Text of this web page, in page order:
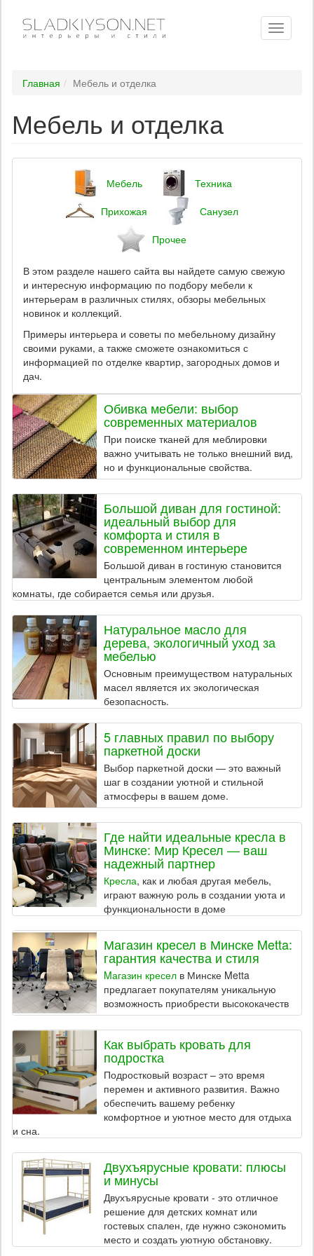
Toggle
Главная Мебель и отделка
Мебель и отделка
Мебель
Техника
Прихожая
Санузел
Прочее
В этом разделе нашего сайта вы найдете самую свежую
и интересную информацию по подбору мебели к
интерьерам в различных стилях, обзоры мебельных
новинок и коллекций.
Примеры интерьера и советы по мебельному дизайну
своими руками, а также сможете ознакомиться с
информацией по отделке квартир, загородных домов и
дач.
Обивка мебели: выбор
современных материалов
При поиске тканей для меблировки
важно учитывать не только внешний вид,
но и функциональные свойства.
Большой диван для гостиной:
идеальный выбор для
комфорта и стиля в
современном интерьере
Большой диван в гостиную становится
центральным элементом любой
комнаты, где собирается семья или друзья.
Натуральное масло для
дерева, экологичный уход за
мебелью
Основным преимуществом натуральных
масел является их экологическая
безопасность.
5 главных правил по выбору
паркетной доски
Выбор паркетной доски — это важный
шаг в создании уютной и стильной
атмосферы в вашем доме.
Где найти идеальные кресла в
Минске: Мир Кресел — ваш
надежный партнер
Кресла, как и любая другая мебель,
играют важную роль в создании уюта и
функциональности в доме
Магазин кресел в Минске Metta:
гарантия качества и стиля
Mагазин кресел в Минске Metta
предлагает покупателям уникальную
возможность приобрести высококачеств
Как выбрать кровать для
подростка
Подростковый возраст – это время
перемен и активного развития. Важно
обеспечить вашему ребенку
комфортное и уютное место для отдыха
и сна.
Двухъярусные кровати: плюсы
и минусы
Двухъярусные кровати - это отличное
решение для детских комнат или
гостевых спален, где нужно сэкономить
место и создать уютную обстановку.